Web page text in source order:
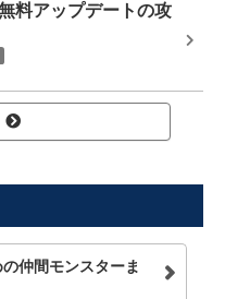
料アップデートの攻
仲間モンスターま